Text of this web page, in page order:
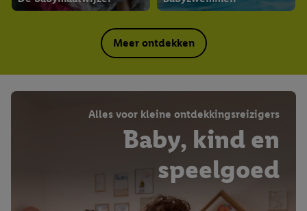
Meer ontdekken
Alles voor kleine ontdekkingsreizigers
Baby, kind en
speelgoed